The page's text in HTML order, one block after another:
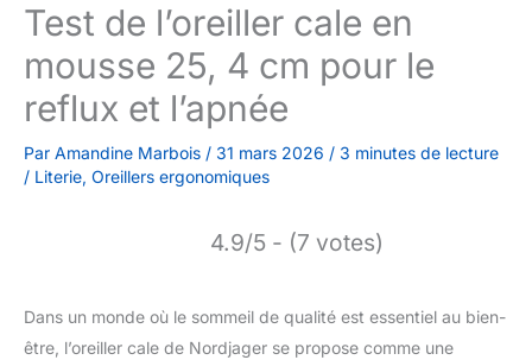
Test de l’oreiller cale en
mousse 25, 4 cm pour le
reflux et l’apnée
Par Amandine Marbois / 31 mars 2026 / 3 minutes de lecture
/ Literie, Oreillers ergonomiques
4.9/5 - (7 votes)
Dans un monde où le sommeil de qualité est essentiel au bien-
être, l’oreiller cale de Nordjager se propose comme une